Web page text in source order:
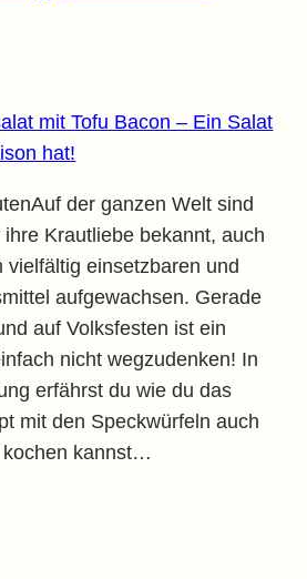
der ganzen Welt sind
Krautliebe bekannt, auch
vielfältig einsetzbaren und
aufgewachsen. Gerade
auf Volksfesten ist ein
nicht wegzudenken! In
erfährst du wie du das
mit den Speckwürfeln auch
kochen kannst…